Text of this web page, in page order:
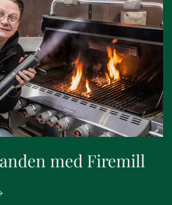
med Firemill